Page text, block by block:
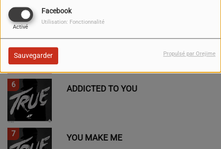
Facebook
Activé
Utilisation: Fonctionnalité
Sauvegarder Propulsé par Orejime
LEVELS - RADIO EDIT
6 ADDICTED TO YOU
7 YOU MAKE ME